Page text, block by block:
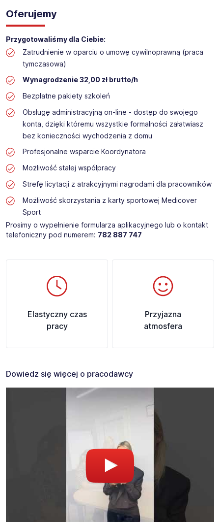
Oferujemy
Przygotowaliśmy dla Ciebie:
Zatrudnienie w oparciu o umowę cywilnoprawną (praca
tymczasowa)
Wynagrodzenie 32,00 zł brutto/h
Bezpłatne pakiety szkoleń
Obsługę administracyjną on-line - dostęp do swojego
konta, dzięki któremu wszystkie formalności załatwiasz
bez konieczności wychodzenia z domu
Profesjonalne wsparcie Koordynatora
Możliwość stałej współpracy
Strefę licytacji z atrakcyjnymi nagrodami dla pracowników
Możliwość skorzystania z karty sportowej Medicover
Sport
Prosimy o wypełnienie formularza aplikacyjnego lub o kontakt
telefoniczny pod numerem: 782 887 747​
Elastyczny czas
pracy
Przyjazna
atmosfera
Dowiedz się więcej o pracodawcy